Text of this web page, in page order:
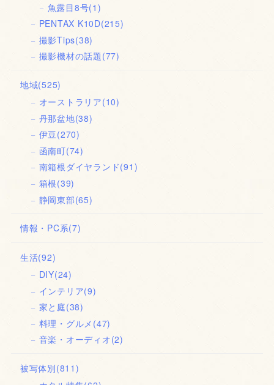
魚露目8号(1)
PENTAX K10D(215)
撮影Tips(38)
撮影機材の話題(77)
地域(525)
オーストラリア(10)
丹那盆地(38)
伊豆(270)
函南町(74)
南箱根ダイヤランド(91)
箱根(39)
静岡東部(65)
情報・PC系(7)
生活(92)
DIY(24)
インテリア(9)
家と庭(38)
料理・グルメ (47)
音楽・オーディオ(2)
被写体別(811)